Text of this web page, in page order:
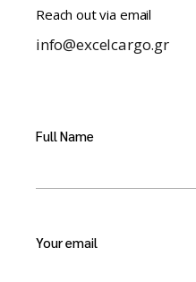
Reach out via email
info@excelcargo.gr
Full Name
Your email